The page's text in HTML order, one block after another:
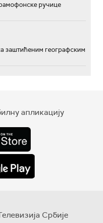
ручице
заштићеним географским
апликацију
Србије